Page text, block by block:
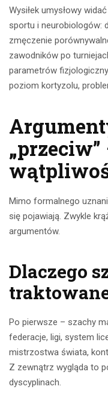
Wysiłek umysłowy
sportu i neurobiologów:
zmęczenie
zawodników po
parametrów
poziom kortyzolu,
Mimo formalnego
się pojawiają. Zwykle
argumentów.
Dlaczego
Po pierwsze – szachy
federacje, ligi, system
mistrzostwa świata,
Z zewnątrz wygląda to
dyscyplinach.